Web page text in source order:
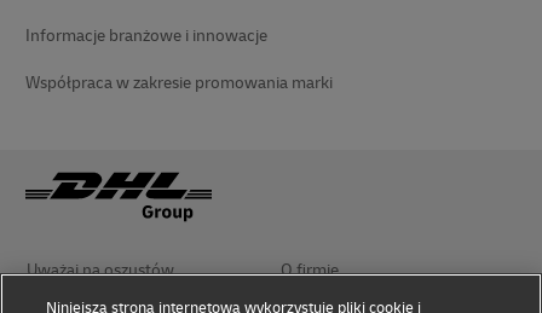
Informacje branżowe i innowacje
Współpraca w zakresie promowania marki
Uważaj na oszustów O firmie
Niniejsza strona internetowa wykorzystuje pliki cookie i